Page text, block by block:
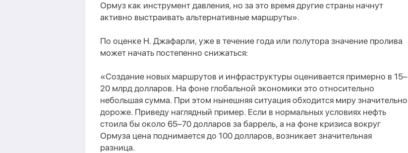
Ормуз как инструмент давления, но за это время другие страны начнут
активно выстраивать альтернативные маршруты».
По оценке Н. Джафарли, уже в течение года или полутора значение пролива
может начать постепенно снижаться:
«Создание новых маршрутов и инфраструктуры оценивается примерно в 15–
20 млрд долларов. На фоне глобальной экономики это относительно
небольшая сумма. При этом нынешняя ситуация обходится миру значительно
дороже. Приведу наглядный пример. Если в нормальных условиях нефть
стоила бы около 65–70 долларов за баррель, а на фоне кризиса вокруг
Ормуза цена поднимается до 100 долларов, возникает значительная
разница.